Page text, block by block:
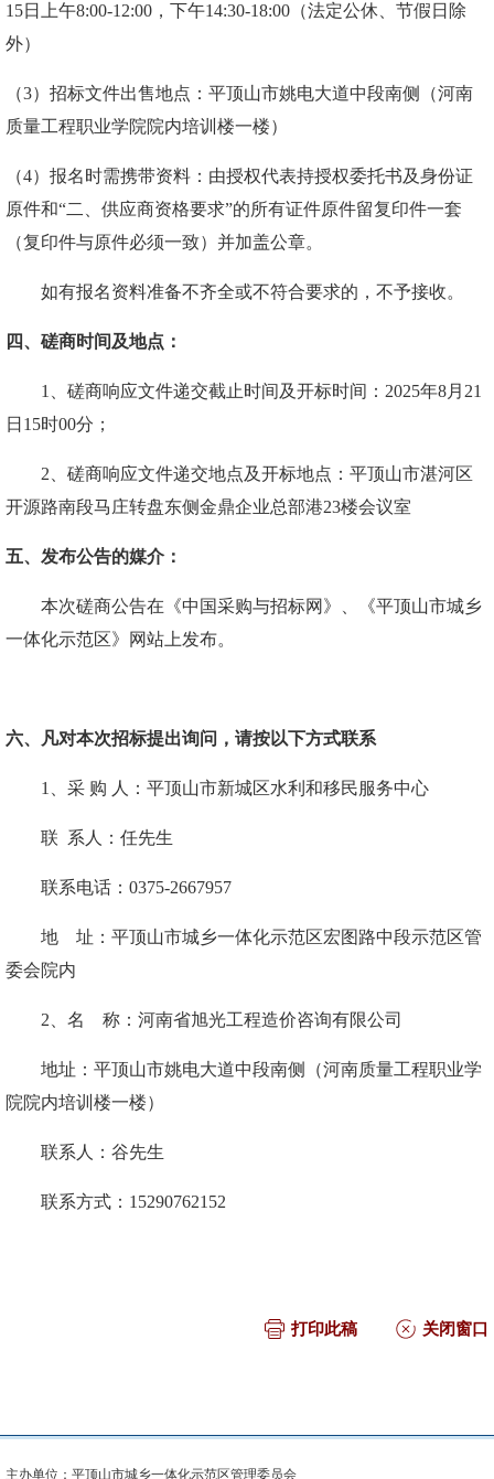
15日上午8:00-12:00，下午14:30-18:00（法定公休、节假日除
外）
（3）招标文件出售地点： 平顶山市姚电大道中段南侧（河南
质量工程职业学院院内培训楼一楼）
（4）报名时需携带资料： 由授权代表持授权委托书及身份证
原件和“二、供应商资格要求”的所有证件原件留复印件一套
（复印件与原件必须一致）并加盖公章。
如有报名资料准备不齐全或不符合要求的，不予接收。
四、磋商时间及地点：
1 、磋商响应文件递交截止时间及开标时间： 2025年8月 21
日 15时00分 ；
2、磋商响应文件递交地点及开标地点： 平顶山市湛河区
开源路南段马庄转盘东侧金鼎企业总部港23楼会议室
五、发布公告的媒介：
本次磋商公告在《中国采购与招标网》
《平顶山市城乡
一体化示范区》网站上发布。
六、 凡对本次招标提出询问，请按以下方式联系
1、采 购 人： 平顶山市新城区水利和移民服务中心
联 系人： 任先生
联系电话： 0375-2667957
地
址：平顶山市城乡一体化示范区宏图路中段示范区管
委会院内
2、 名 称：河南省旭光工程造价咨询有限公司
地址：平顶山市姚电大道中段南侧（河南质量工程职业学
院院内培训楼一楼）
联系人：谷先生
联系方式： 15290762152
打印此稿 关闭窗口
主办单位：平顶山市城乡一体化示范区管理委员会